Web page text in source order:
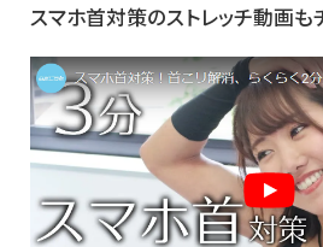
スマホ首対策のストレッチ動画も